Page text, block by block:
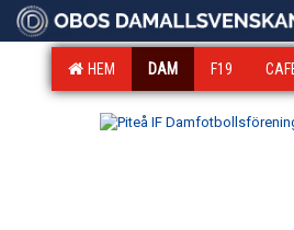
HEM DAM F19